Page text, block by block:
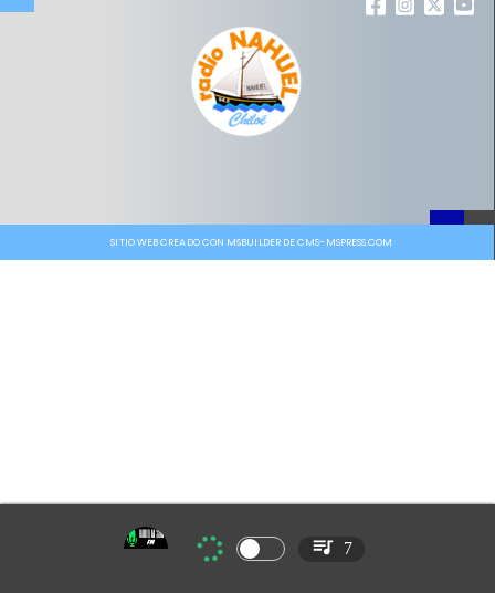
SITIO WEB CREADO CON MSBUILDER DE CMS-MSPRESS.COM
7